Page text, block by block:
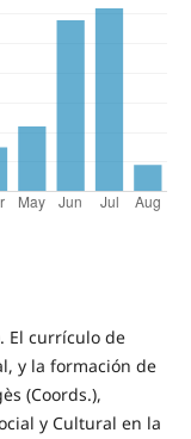
El currículo de
y la formación de
(Coords.),
y Cultural en la